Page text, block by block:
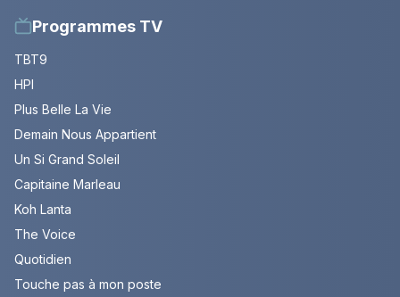
Programmes TV
TBT9
HPI
Plus Belle La Vie
Demain Nous Appartient
Un Si Grand Soleil
Capitaine Marleau
Koh Lanta
The Voice
Quotidien
Touche pas à mon poste